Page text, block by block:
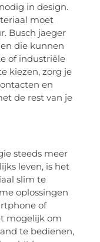
in design.
moet
Busch jaeger
die kunnen
of industriële
kiezen, zorg je
en
de rest van je
steeds meer
leven, is het
slim te
oplossingen
of
mogelijk om
te bedienen,